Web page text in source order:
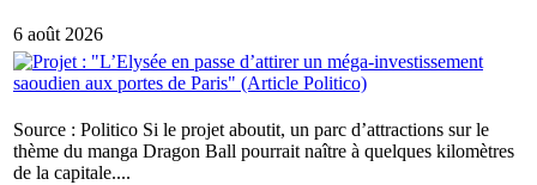
6 août 2026
Source : Politico Si le projet aboutit, un parc d’attractions sur le
thème du manga Dragon Ball pourrait naître à quelques kilomètres
de la capitale....